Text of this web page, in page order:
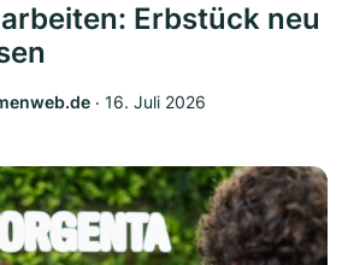
Erbstück neu
‧ 16. Juli 2026